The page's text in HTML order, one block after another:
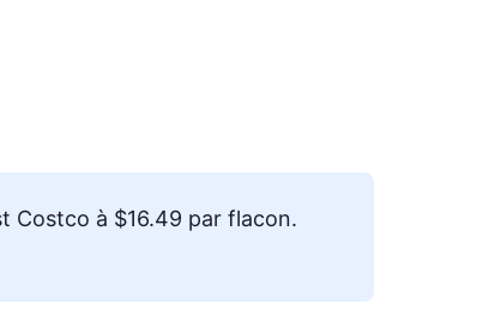
Costco à $16.49 par flacon.